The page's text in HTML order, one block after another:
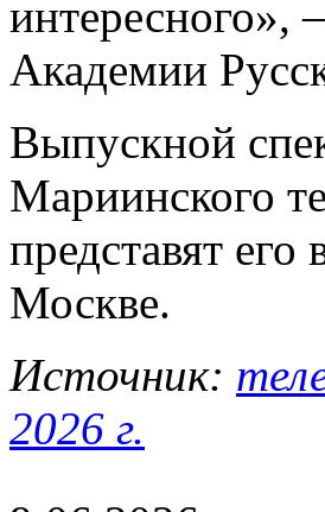
интересного»,
Академии
Выпускной
Мариинского
представят
Москве.
Источник:
2026 г.